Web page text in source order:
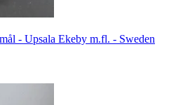
- Upsala Ekeby m.fl. - Sweden